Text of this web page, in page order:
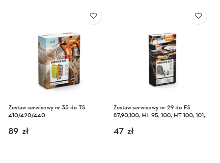
Zestaw serwisowy nr 35 do TS
410/420/440
89 zł
Zestaw serwisowy nr 29 do FS
87,90,100, HL 95, 100, HT 100, 101,
47 zł